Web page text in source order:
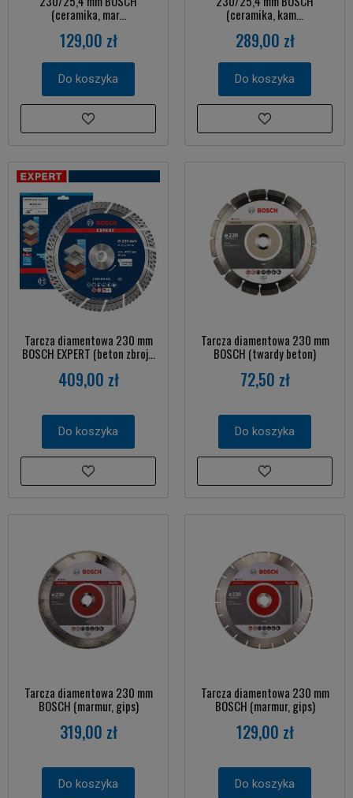
(ceramika, mar...
129,00 zł
Do koszyka
(ceramika, kam...
289,00 zł
Do koszyka
Tarcza diamentowa 230 mm
BOSCH EXPERT (beton zbroj...
409,00 zł
Do koszyka
Tarcza diamentowa 230 mm
BOSCH (twardy beton)
72,50 zł
Do koszyka
Tarcza diamentowa 230 mm
BOSCH (marmur, gips)
319,00 zł
Do koszyka
Tarcza diamentowa 230 mm
BOSCH (marmur, gips)
129,00 zł
Do koszyka